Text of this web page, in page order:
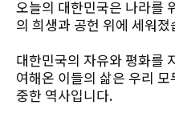
오늘의 대한민국은 나라를
의 희생과 공헌 위에 세워졌
대한민국의 자유와 평화를
여해온 이들의 삶은 우리
중한 역사입니다.